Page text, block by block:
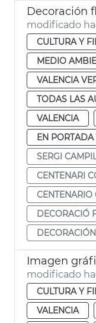
Decoración
modificado
CULTURA Y
MEDIO
VALENCIA
TODAS LAS
VALENCIA
EN PORTADA
SERGI
CENTENARI
CENTENARIO
DECORACIÓ
modificado
CULTURA Y
VALENCIA